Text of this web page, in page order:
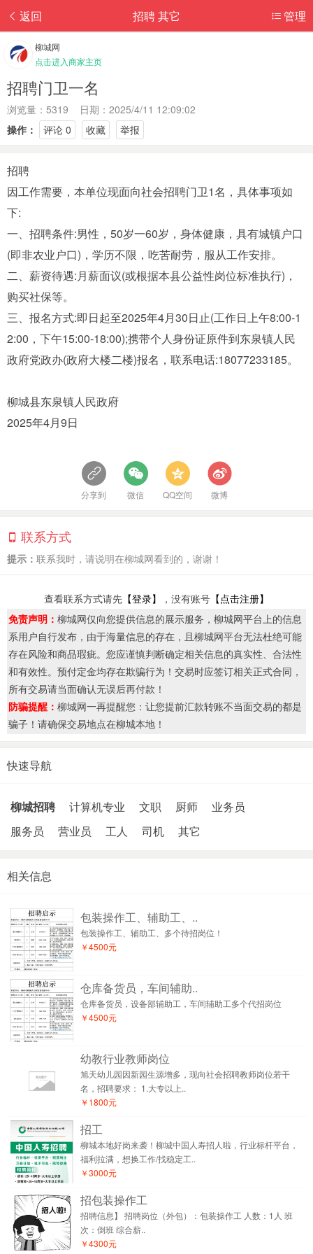
返回 管理
招聘 其它
柳城网
点击进入商家主页
招聘门卫一名
浏览量：5319 日期：2025/4/11 12:09:02
操作：
评论 0 收藏 举报
招聘
因工作需要，本单位现面向社会招聘门卫1名，具体事项如
下:
一、招聘条件:男性，50岁一60岁，身体健康，具有城镇户口
(即非农业户口)，学历不限，吃苦耐劳，服从工作安排。
二、薪资待遇:月薪面议(或根据本县公益性岗位标准执行)，
购买社保等。
三、报名方式:即日起至2025年4月30日止(工作日上午8:00-1
2:00，下午15:00-18:00);携带个人身份证原件到东泉镇人民
政府党政办(政府大楼二楼)报名，联系电话:18077233185。
柳城县东泉镇人民政府
2025年4月9日
分享到 微信 QQ空间 微博
联系方式
提示： 联系我时，请说明在柳城网看到的，谢谢！
查看联系方式请先 【登录】 ，没有账号 【点击注册】
免责声明： 柳城网仅向您提供信息的展示服务，柳城网平台上的信息
系用户自行发布，由于海量信息的存在，且柳城网平台无法杜绝可能
存在风险和商品瑕疵。您应谨慎判断确定相关信息的真实性、合法性
和有效性。预付定金均存在欺骗行为！交易时应签订相关正式合同，
所有交易请当面确认无误后再付款！
防骗提醒： 柳城网一再提醒您：让您提前汇款转账不当面交易的都是
骗子！请确保交易地点在柳城本地！
快速导航
柳城招聘 计算机专业 文职 厨师
业务员
服务员
营业员 工人 司机 其它
相关信息
包装操作工、辅助工、..
包装操作工、辅助工、多个待招岗位！
￥4500元
仓库备货员，车间辅助..
仓库备货员，设备部辅助工，车间辅助工多个代招岗位
￥4500元
幼教行业教师岗位
旭天幼儿园因新园生源增多，现向社会招聘教师岗位若干
名，招聘要求： 1.大专以上..
￥1800元
招工
柳城本地好岗来袭！柳城中国人寿招人啦，行业标杆平台，
福利拉满，想换工作/找稳定工..
￥3000元
招包装操作工
招聘信息】 招聘岗位（外包）：包装操作工 人数：1人 班
次：倒班 综合薪..
￥4300元